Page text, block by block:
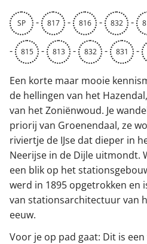
SP - 817 - 816 - 832 -
- 815 - 813 - 832 - 831 -
Een korte maar mooie
de hellingen van het
van het Zoniënwoud. Je
priorij van Groenendaal, ze
riviertje de IJse dat dieper in
Neerijse in de Dijle uitmondt.
een blik op het
werd in 1895 opgetrokken en
van stationsarchitectuur van
eeuw.
Voor je op pad gaat: Dit is